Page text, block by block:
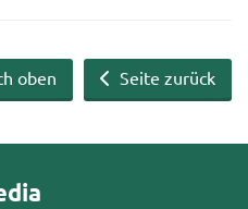
Seite zurück
oben